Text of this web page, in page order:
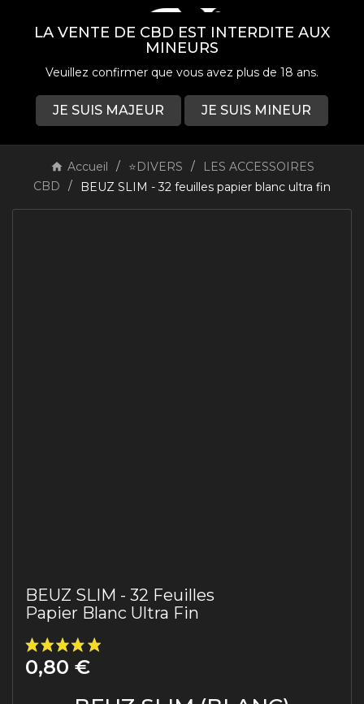
LA VENTE DE CBD EST INTERDITE AUX
MINEURS
Veuillez confirmer que vous avez plus de 18 ans.
JE SUIS MAJEUR JE SUIS MINEUR
Accueil ⭐DIVERS
LES ACCESSOIRES
CBD
BEUZ SLIM - 32 feuilles papier blanc ultra fin
BEUZ SLIM - 32 Feuilles
Papier Blanc Ultra Fin
0,80 €